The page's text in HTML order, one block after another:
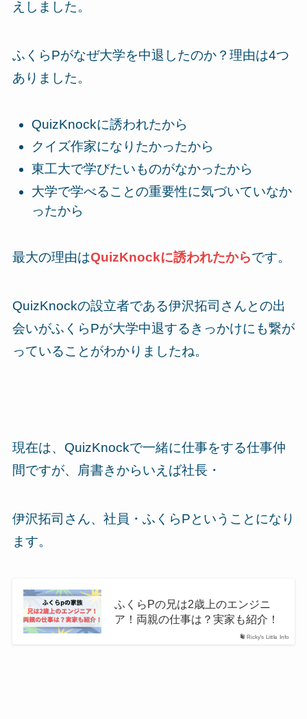
えしました。
ふくらPがなぜ大学を中退したのか？理由は4つ
ありました。
QuizKnockに誘われたから
クイズ作家になりたかったから
東工大で学びたいものがなかったから
大学で学べることの重要性に気づいていなか
ったから
最大の理由はQuizKnockに誘われたからです。
QuizKnockの設立者である伊沢拓司さんとの出
会いがふくらPが大学中退するきっかけにも繋が
っていることがわかりましたね。
現在は、QuizKnockで一緒に仕事をする仕事仲
間ですが、肩書きからいえば社長・
伊沢拓司さん、社員・ふくらPということになり
ます。
Ricky's Little Info
ふくらPの兄は2歳上のエンジニ
ア！両親の仕事は？実家も紹介！